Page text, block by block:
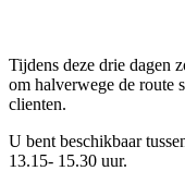
Tijdens deze drie dagen
om halverwege de route
clienten.
U bent beschikbaar
13.15- 15.30 uur.